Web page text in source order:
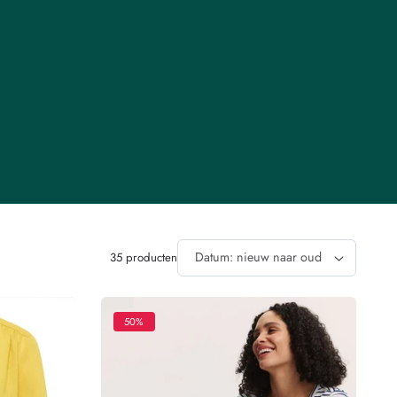
35 producten
50%